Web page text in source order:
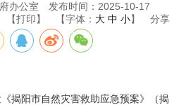
办公室
发布时间：2025-10-17
【打印】 【字体： 大 中 小】 分享
阳市自然灾害救助应急预案》（揭